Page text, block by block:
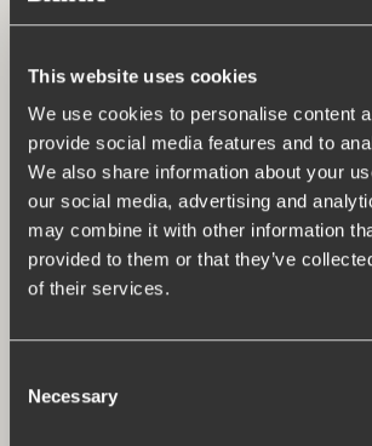
This website uses cookies
We use cookies to personalise content
provide social media features and to
We also share information about your
our social media, advertising and
may combine it with other information
provided to them or that they’ve
of their services.
Selection
Necessary